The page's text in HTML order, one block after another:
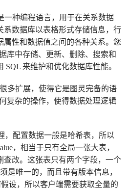
一种编程语言，用于在关系数据
系数据库以表格形式存储信息，行
属性和数据值之间的各种关系。您
库中存储、更新、删除、搜索和
SQL 来维护和优化数据库性能。
多扩展，使得它是图灵完备的语
复杂的操作，使得数据处理逻辑
，配置数据一般是哈希表，所以
，相当于只有全局一张大表，
查改。这张表只有两个字段，一个
是唯一的，而且带有版本信息，
设，所以客户端需要获取全量的